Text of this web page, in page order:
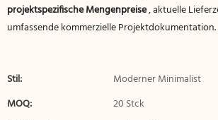
projektspezifische Mengenpreise, aktuelle
umfassende kommerzielle Projektdokumentation.
Stil:
Moderner Minimalist
MOQ:
20 Stck